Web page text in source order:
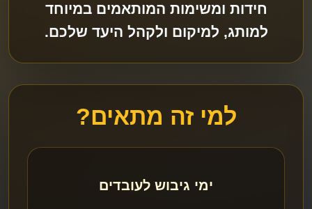
חידות ומשימות המותאמים במיוחד
למותג, למיקום ולקהל היעד שלכם.
למי זה מתאים?
ימי גיבוש לעובדים